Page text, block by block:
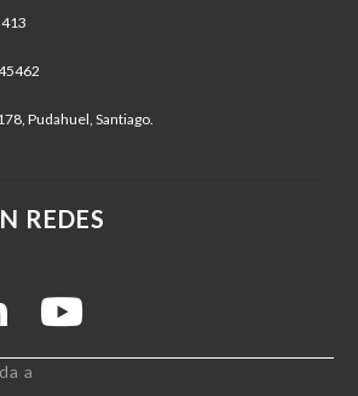
Pudahuel, Santiago.
REDES
a